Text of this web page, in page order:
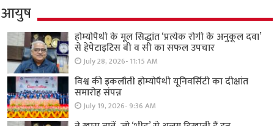
आयुष
होम्योपैथी के मूल सिद्धांत ‘प्रत्येक रोगी केे अनुकूल दवा’
से हेपेटाइटिस बी व सी का सफल उपचार
July 28, 2026- 11:15 AM
विश्व की इकलौती होम्योपैथी यूनिवर्सिटी का दीक्षांत
समारोह संपन्न
July 19, 2026- 9:36 AM